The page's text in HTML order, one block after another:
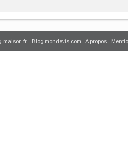
maison.fr - Blog mondevis.com - A propos -